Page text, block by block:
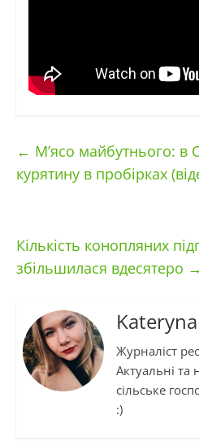
← М’ясо майбутнього:
курятину в пробірках
Кількість конопляних
збільшилася вдесятеро →
Журналіст
Актуальні
сільське
:)